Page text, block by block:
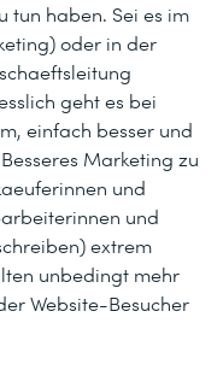
tun haben. Sei es im
oder in der
geht es bei
einfach besser und
Marketing zu
und
und
extrem
unbedingt mehr
Website-Besucher